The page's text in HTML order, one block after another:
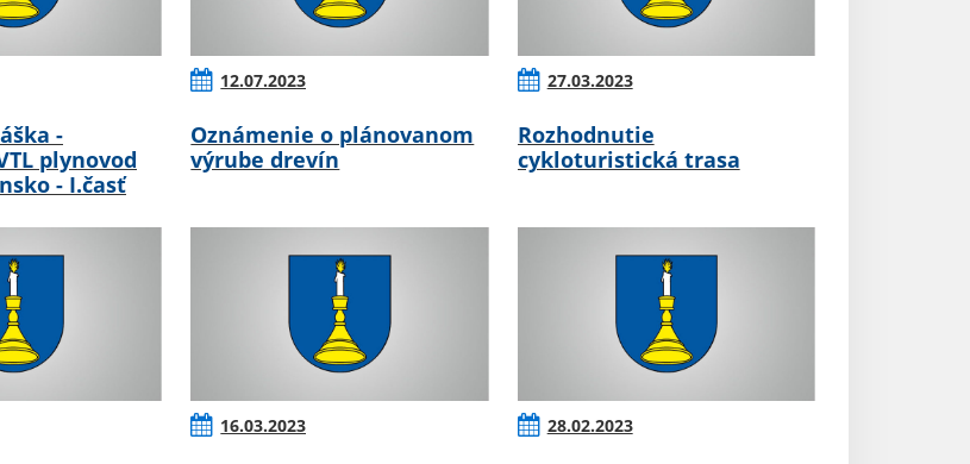
-
plynovod
- I.časť
12.07.2023
Oznámenie o plánovanom
výrube drevín
27.03.2023
Rozhodnutie
cykloturistická trasa
16.03.2023 28.02.2023